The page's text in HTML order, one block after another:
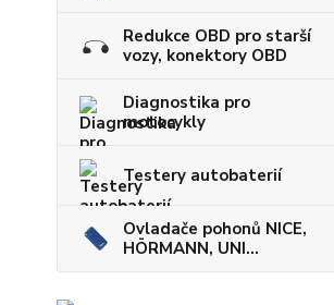
Redukce OBD pro starší
vozy, konektory OBD
Diagnostika pro
motocykly
Testery autobaterií
Ovladače pohonů NICE,
HÖRMANN, UNI...